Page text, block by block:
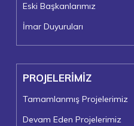
Eski Başkanlarımız
İmar Duyuruları
PROJELERİMİZ
Tamamlanmış Projelerimiz
Devam Eden Projelerimiz